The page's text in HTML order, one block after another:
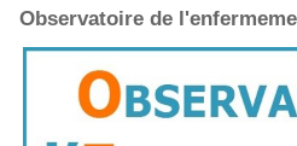
Observatoire de